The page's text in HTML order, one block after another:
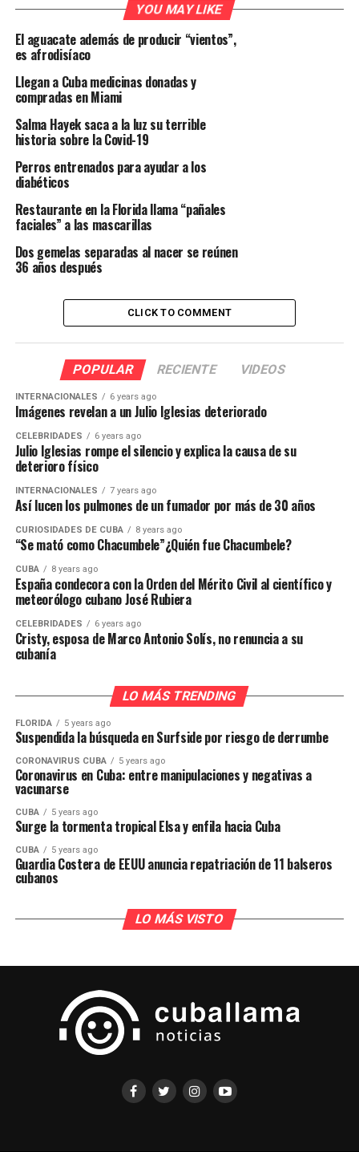
YOU MAY LIKE
El aguacate además de producir “vientos”,
es afrodisíaco
Llegan a Cuba medicinas donadas y
compradas en Miami
Salma Hayek saca a la luz su terrible
historia sobre la Covid-19
Perros entrenados para ayudar a los
diabéticos
Restaurante en la Florida llama “pañales
faciales” a las mascarillas
Dos gemelas separadas al nacer se reúnen
36 años después
CLICK TO COMMENT
POPULAR RECIENTE VIDEOS
INTERNACIONALES 6 years ago
Imágenes revelan a un Julio Iglesias deteriorado
CELEBRIDADES 6 years ago
Julio Iglesias rompe el silencio y explica la causa de su
deterioro físico
INTERNACIONALES 7 years ago
Así lucen los pulmones de un fumador por más de 30 años
CURIOSIDADES DE CUBA 8 years ago
“Se mató como Chacumbele”¿Quién fue Chacumbele?
CUBA 8 years ago
España condecora con la Orden del Mérito Civil al científico y
meteorólogo cubano José Rubiera
CELEBRIDADES 6 years ago
Cristy, esposa de Marco Antonio Solís, no renuncia a su
cubanía
LO MÁS TRENDING
FLORIDA 5 years ago
Suspendida la búsqueda en Surfside por riesgo de derrumbe
CORONAVIRUS CUBA 5 years ago
Coronavirus en Cuba: entre manipulaciones y negativas a
vacunarse
CUBA 5 years ago
Surge la tormenta tropical Elsa y enfila hacia Cuba
CUBA 5 years ago
Guardia Costera de EEUU anuncia repatriación de 11 balseros
cubanos
LO MÁS VISTO